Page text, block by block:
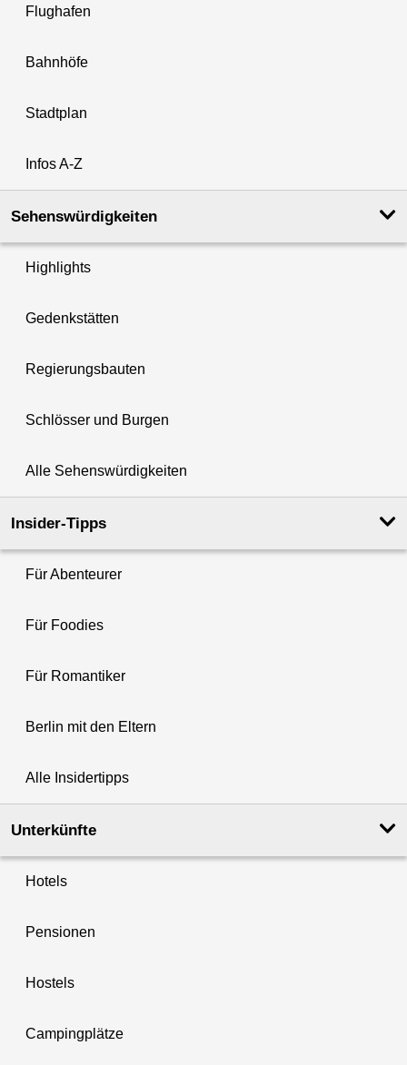
Flughafen
Bahnhöfe
Stadtplan
Infos A-Z
Sehenswürdigkeiten
Highlights
Gedenkstätten
Regierungsbauten
Schlösser und Burgen
Alle Sehenswürdigkeiten
Insider-Tipps
Für Abenteurer
Für Foodies
Für Romantiker
Berlin mit den Eltern
Alle Insidertipps
Unterkünfte
Hotels
Pensionen
Hostels
Campingplätze